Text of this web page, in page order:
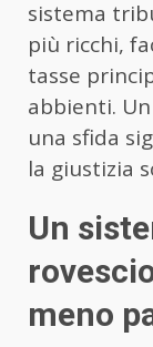
sistema
più ricchi,
tasse
abbienti.
una sfida
la giustizia
Un
meno